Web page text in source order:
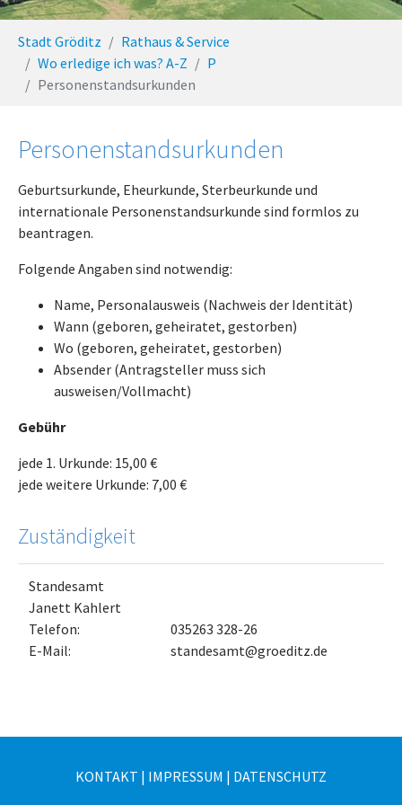
Stadt Gröditz
Rathaus & Service
Wo erledige ich was? A-Z
P
Personenstandsurkunden
Personenstandsurkunden
Geburtsurkunde, Eheurkunde, Sterbeurkunde und
internationale Personenstandsurkunde sind formlos zu
beantragen.
Folgende Angaben sind notwendig:
Name, Personalausweis (Nachweis der Identität)
Wann (geboren, geheiratet, gestorben)
Wo (geboren, geheiratet, gestorben)
Absender (Antragsteller muss sich
ausweisen/Vollmacht)
Gebühr
jede 1. Urkunde: 15,00 €
jede weitere Urkunde: 7,00 €
Zuständigkeit
Standesamt
Janett Kahlert
Telefon:
E-Mail:
035263 328-26
standesamt@groeditz.de
KONTAKT | IMPRESSUM | DATENSCHUTZ